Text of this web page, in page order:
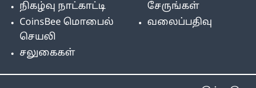
நிகழ்வு நாட்காட்டி
CoinsBee மொபைல்
செயலி
சலுகைகள்
சேருங்கள்
வலைப்பதிவு